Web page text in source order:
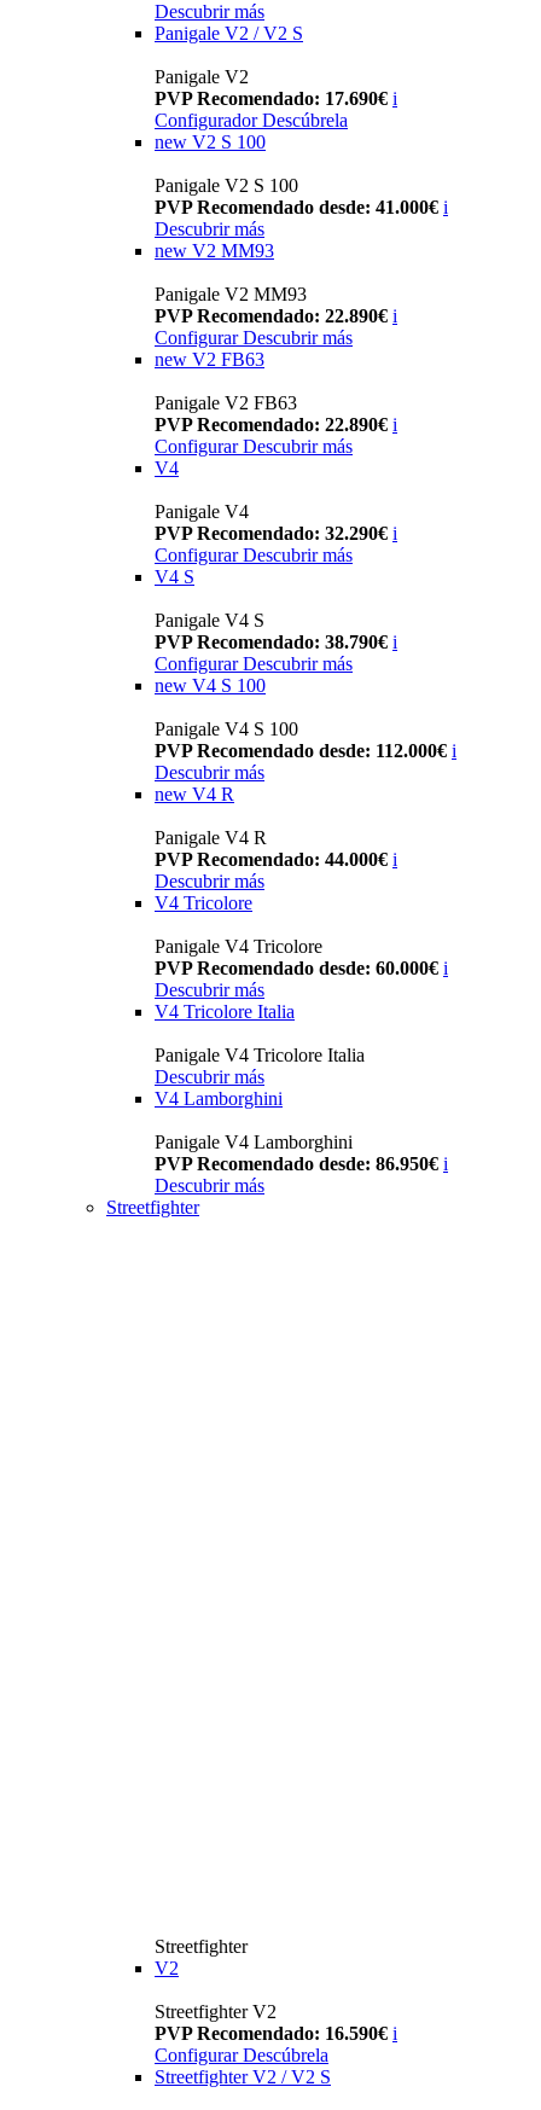
Descubrir más
Panigale V2 / V2 S
Panigale V2
PVP Recomendado: 17.690€ i
Configurador Descúbrela
new V2 S 100
Panigale V2 S 100
PVP Recomendado desde: 41.000€ i
Descubrir más
new V2 MM93
Panigale V2 MM93
PVP Recomendado: 22.890€ i
Configurar Descubrir más
new V2 FB63
Panigale V2 FB63
PVP Recomendado: 22.890€ i
Configurar Descubrir más
V4
Panigale V4
PVP Recomendado: 32.290€ i
Configurar Descubrir más
V4 S
Panigale V4 S
PVP Recomendado: 38.790€ i
Configurar Descubrir más
new V4 S 100
Panigale V4 S 100
PVP Recomendado desde: 112.000€ i
Descubrir más
new V4 R
Panigale V4 R
PVP Recomendado: 44.000€ i
Descubrir más
V4 Tricolore
Panigale V4 Tricolore
PVP Recomendado desde: 60.000€ i
Descubrir más
V4 Tricolore Italia
Panigale V4 Tricolore Italia
Descubrir más
V4 Lamborghini
Panigale V4 Lamborghini
PVP Recomendado desde: 86.950€ i
Descubrir más
Streetfighter
Streetfighter
V2
Streetfighter V2
PVP Recomendado: 16.590€ i
Configurar Descúbrela
Streetfighter V2 / V2 S